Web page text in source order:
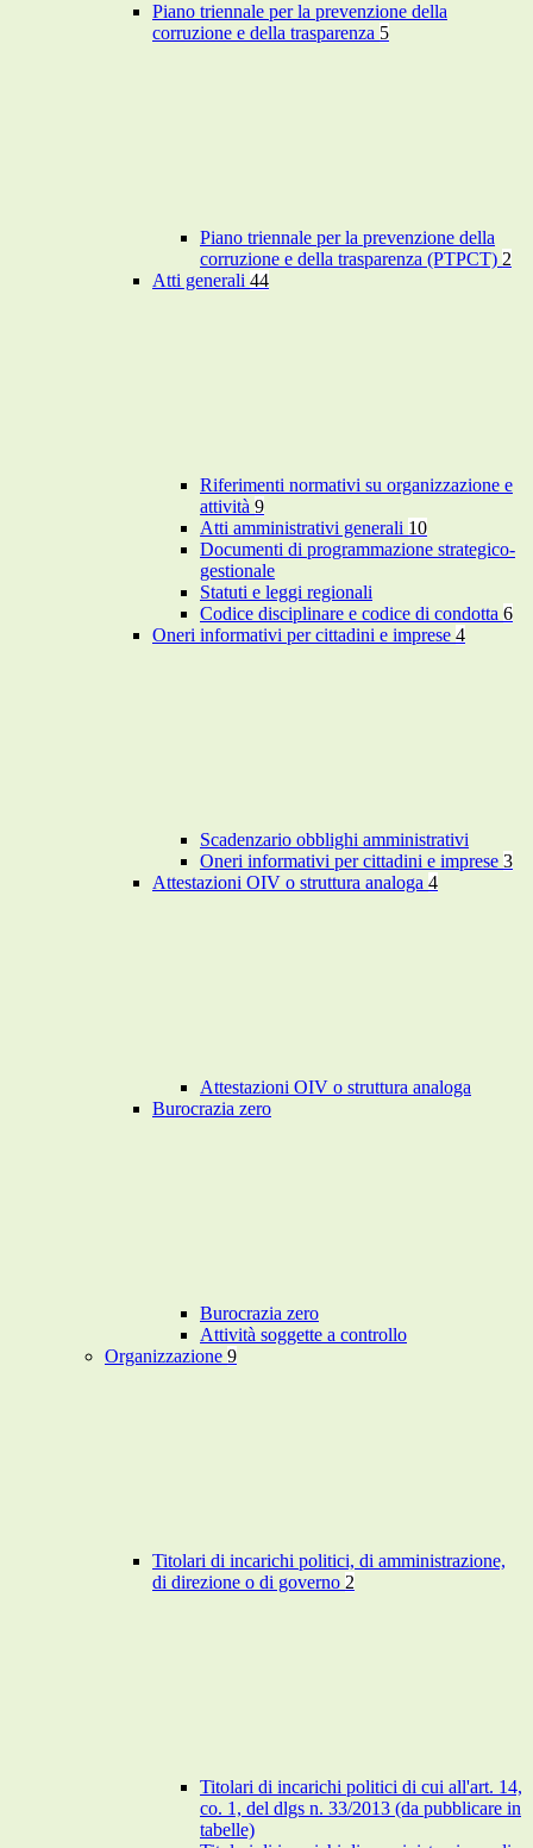
Piano triennale per la prevenzione della
corruzione e della trasparenza 5
Piano triennale per la prevenzione della
corruzione e della trasparenza (PTPCT) 2
Atti generali 44
Riferimenti normativi su organizzazione e
attività 9
Atti amministrativi generali 10
Documenti di programmazione strategico-
gestionale
Statuti e leggi regionali
Codice disciplinare e codice di condotta 6
Oneri informativi per cittadini e imprese 4
Scadenzario obblighi amministrativi
Oneri informativi per cittadini e imprese 3
Attestazioni OIV o struttura analoga 4
Attestazioni OIV o struttura analoga
Burocrazia zero
Burocrazia zero
Attività soggette a controllo
Organizzazione 9
Titolari di incarichi politici, di amministrazione,
di direzione o di governo 2
Titolari di incarichi politici di cui all'art. 14,
co. 1, del dlgs n. 33/2013 (da pubblicare in
tabelle)